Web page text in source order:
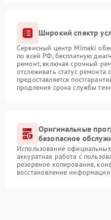
Широкий спектр
Сервисный центр Mimaki
по всей РФ, бесплатную
ремонт, включая срочный
отслеживать статус ремонта
предоставляется
продления срока службы
Оригинальные
безопасное
Использование
аккуратная работа с
резервное копирование,
восстановление